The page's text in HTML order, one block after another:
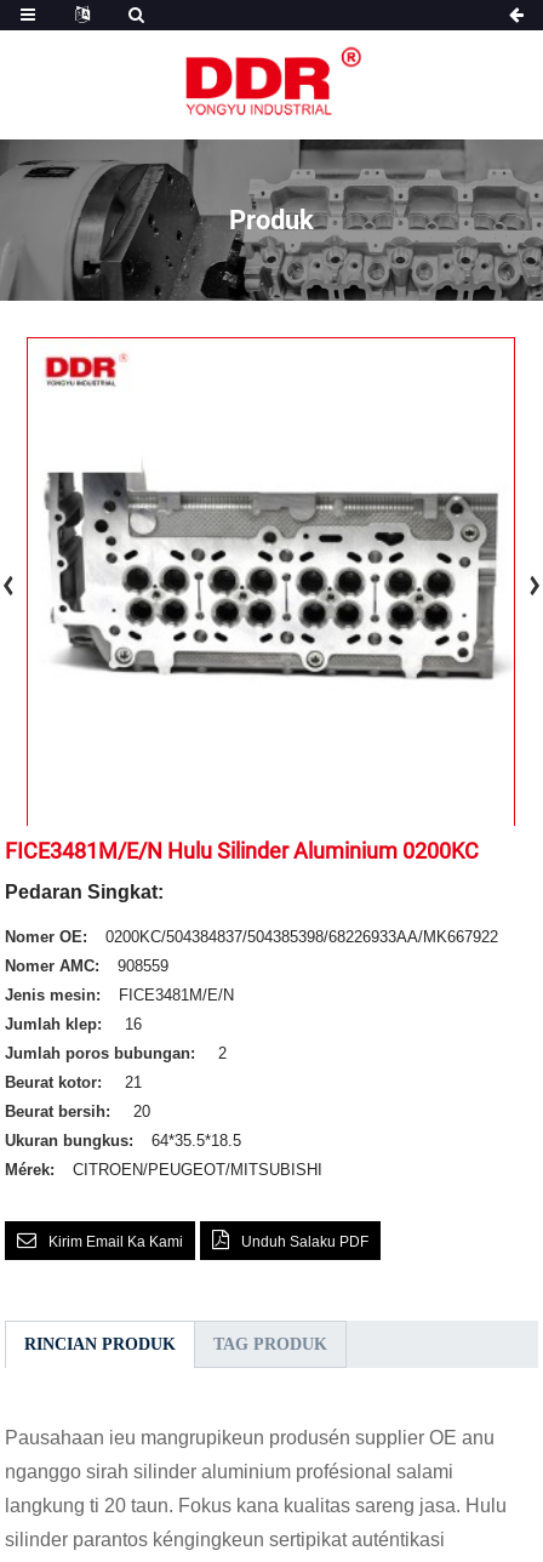
Produk
FICE3481M/E/N Hulu Silinder Aluminium 0200KC
Pedaran Singkat:
Nomer OE:
0200KC/504384837/504385398/68226933AA/MK667922
Nomer AMC:
908559
Jenis mesin:
FICE3481M/E/N
Jumlah klep:
16
Jumlah poros bubungan:
2
Beurat kotor:
21
Beurat bersih:
20
Ukuran bungkus:
64*35.5*18.5
Mérek:
CITROEN/PEUGEOT/MITSUBISHI
Kirim Email Ka Kami Unduh Salaku PDF
RINCIAN PRODUK TAG PRODUK
Pausahaan ieu mangrupikeun produsén supplier OE anu
nganggo sirah silinder aluminium profésional salami
langkung ti 20 taun. Fokus kana kualitas sareng jasa. Hulu
silinder parantos kéngingkeun sertipikat auténtikasi